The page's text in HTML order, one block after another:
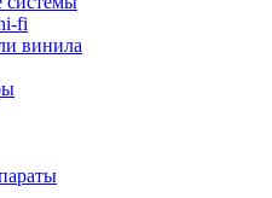
смартфонов и планшетов
аккумуляторы
для телефонов
и подставки
устройства
fi
винила